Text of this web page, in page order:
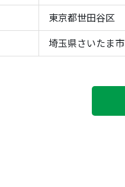
東京都世田谷区
埼玉県さいたま市